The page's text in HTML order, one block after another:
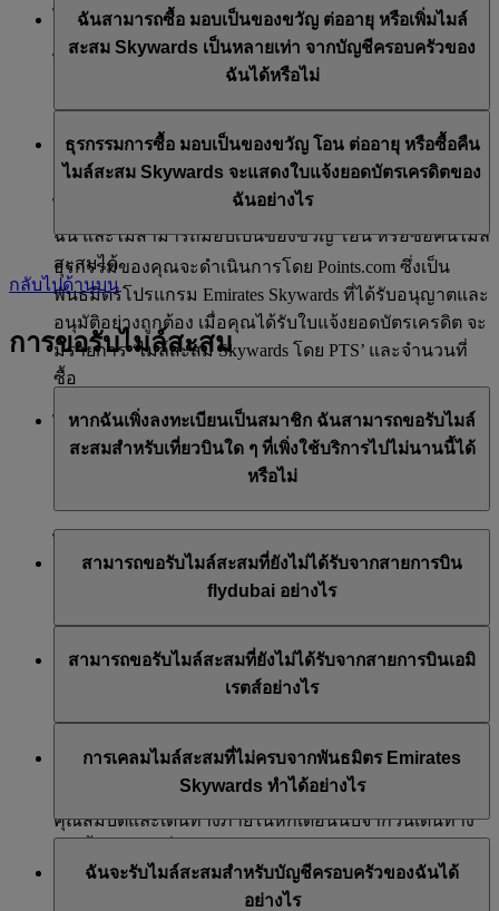
ไมล์ และสูงสุดที่ 50,000 ไมล์ ต่อปีปฏิทิน
นี้เพื่อดูข้อมูลเพิ่มเติม
สามารถซื้อคืนไมล์สะสม Skywards ในราคาต่ำกว่าข้อ
เสนอการซื้อไมล์สะสมมาตรฐานของเรา
คุณสามารถซื้อคืนไมล์สะสม Skywards ต่ำสุดที่ 1,000 ไมล์
และสูงสุดที่ 50,000 ไมล์ ต่อปีปฏิทิน
โอน ต่ออายุ หรือซื้อคืนไมล์สะสมนั้น สามารถทำได้โดย
ใช้บัตรเดบัตและบัตรเครดิตหลัก ๆ ไม่สามารถชำระเป็น
ฉันสามารถซื้อ มอบเป็นของขวัญ ต่ออายุ หรือเพิ่มไมล์
สะสม Skywards เป็นหลายเท่า จากบัญชีครอบครัวของ
ฉันได้หรือไม่
Emirates Skywards ส่วนตัวเท่านั้น และไม่สามารถใช้ได้กับ
บัญชีครอบครัวของฉัน ซึ่งหมายความว่า ไม่สามารถซื้อ
ไมล์สะสม Skywards เพิ่มเติมสำหรับบัญชีครอบครัวของ
ฉัน และไม่สามารถมอบเป็นของขวัญ โอน หรือซื้อคืนไมล์
สะสมได้
ธุรกรรมการซื้อ มอบเป็นของขวัญ โอน ต่ออายุ หรือซื้อคืน
ไมล์สะสม Skywards จะแสดงใบแจ้งยอดบัตรเครดิตของ
ฉันอย่างไร
ธุรกรรมของคุณจะดำเนินการโดย Points.com ซึ่งเป็น
พันธมิตรโปรแกรม Emirates Skywards ที่ได้รับอนุญาตและ
อนุมัติอย่างถูกต้อง เมื่อคุณได้รับใบแจ้งยอดบัตรเครดิต จะ
มีรายการ ‘ไมล์สะสม Skywards โดย PTS’ และจำนวนที่
ซื้อ
ไปที่หน้านี้เพื่อดูข้อมูลเพิ่มเติม
กลับไปด้านบน
การขอรับไมล์สะสม
หากฉันเพิ่งลงทะเบียนเป็นสมาชิก ฉันสามารถขอรับไมล์
สะสมสำหรับเที่ยวบินใด ๆ ที่เพิ่งใช้บริการไปไม่นานนี้ได้
หรือไม่
ของสายการบินเอมิเรตส์, flydubai และแควนตัสที่เดินทาง
ภายในช่วงสองเดือนก่อนที่จะลงทะเบียนโปรแกรม
Emirates Skywards
อย่างไรก็ตาม รายการธุรกรรมอื่น ๆ เช่น เที่ยวบินกับสาย
การบินพันธมิตรของเรา หรือการซื้อบริการและผลิตภัณฑ์
ของพันธมิตรที่เกิดขึ้นก่อนที่คุณจะลงทะเบียน จะไม่มีสิทธิ์
รับหรือสะสมไมล์ได้
สามารถขอรับไมล์สะสมที่ยังไม่ได้รับจากสายการบิน
flydubai อย่างไร
flydubai โปรดเข้าสู่ระบบและยื่นขอรับไมล์สะสมทาง
ออนไลน์ที่ flydubai.com
สามารถขอรับไมล์สะสมที่ยังไม่ได้รับจากสายการบินเอมิ
เรตส์อย่างไร
เอมิเรตส์ โปรดเข้าสู่ระบบและยื่น ขอขอรับไมล์สะสมทาง
สามารถรับไมล์สะสมได้เฉพาะเที่ยวบินที่มี
คุณสมบัติและเดินทางภายในหกเดือนนับจากวันเดินทาง
ใดที่ชื่อบนบัตรโดยสารตรงกับชื่อในโปรไฟล์ Emirates
การเคลมไมล์สะสมที่ไม่ครบจากพันธมิตร Emirates
Skywards ทำได้อย่างไร
บัญชีของคุณภายในสามสัปดาห์ของวันที่ทำธุรกรรมของ
ฉันจะรับไมล์สะสมสำหรับบัญชีครอบครัวของฉันได้
อย่างไร